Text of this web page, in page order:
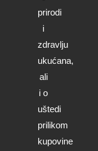
prirodi
i
zdravlju
ukućana,
ali
i o
uštedi
prilikom
kupovine